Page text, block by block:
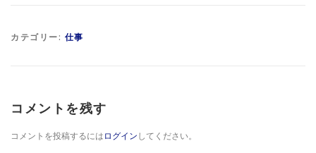
カテゴリー: 仕事
コメントを残す
コメントを投稿するにはログインしてください。